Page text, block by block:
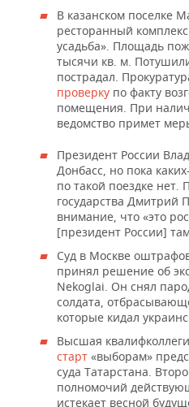
В казанском поселке
ресторанный
усадьба». Площадь
тысячи кв. м.
пострадал.
проверку по факту
помещения. При
ведомство примет
Президент России
Донбасс, но пока
по такой поездке нет.
государства Дмитрий
внимание, что «это
[президент России]
Суд в Москве
принял решение об
Nekoglai. Он снял
солдата,
которые кидал
Высшая
старт «выборам»
суда Татарстана.
полномочий
истекает весной